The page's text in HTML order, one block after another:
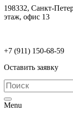
198332, Санкт-
этаж, офис 13
+7 (911) 150-68-59
Оставить заявку
Menu